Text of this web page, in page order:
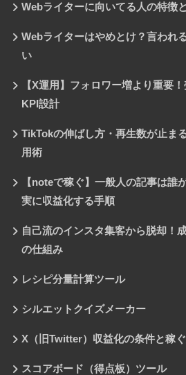
Webライターに向いてる人の特徴
Webライターはやめとけ？言われ
い
【X運用】フォロワー増より重要
KPI設計
TikTokの伸ばし方・再生数が止ま
用術
【noteで稼ぐ】一般人の記事は誰
実に収益化する手順
自己流のインスタ集客から脱却！
の仕組み
レシピ分量計算ツール
シルエットクイズメーカー
X（旧Twitter）収益化の条件と稼
スコアボード（得点板）ツール